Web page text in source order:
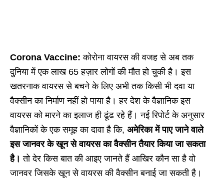
Corona Vaccine: कोरोना वायरस की वजह से अब तक
दुनिया में एक लाख 65 हज़ार लोगों की मौत हो चुकी है। इस
खतरनाक वायरस से बचने के लिए अभी तक किसी भी दवा या
वैक्सीन का निर्माण नहीं हो पाया है। हर देश के वैज्ञानिक इस
वायरस को मारने का इलाज ही ढूंढ रहे हैं। नई रिपोर्ट के अनुसार
वैज्ञानिकों के एक समूह का दावा है कि, अमेरिका में पाए जाने वाले
इस जानवर के खून से वायरस का वैक्सीन तैयार किया जा सकता
है।तो देर किस बात की आइए जानते हैं आखिर कौन सा है वो
जानवर जिसके खून से वायरस की वैक्सीन बनाई जा सकती है।